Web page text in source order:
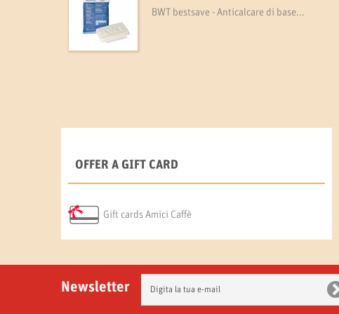
BWT bestsave - Anticalcare di base...
OFFER A GIFT CARD
Gift cards Amici Caffè
Newsletter